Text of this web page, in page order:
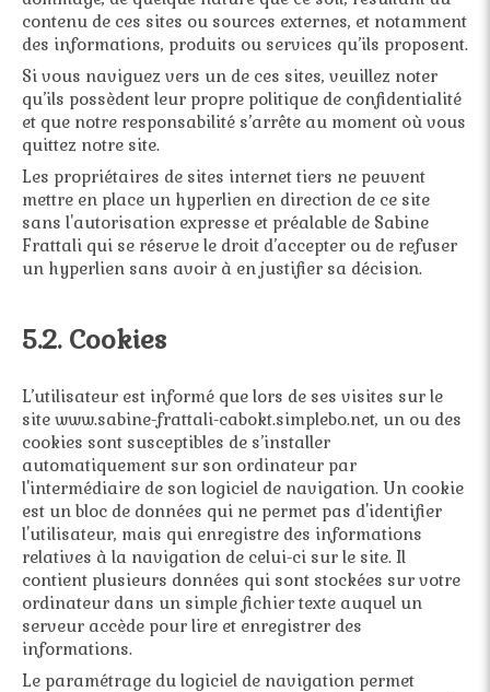
contenu de ces sites ou sources externes, et notamment
des informations, produits ou services qu’ils proposent.
Si vous naviguez vers un de ces sites, veuillez noter
qu’ils possèdent leur propre politique de confidentialité
et que notre responsabilité s’arrête au moment où vous
quittez notre site.
Les propriétaires de sites internet tiers ne peuvent
mettre en place un hyperlien en direction de ce site
sans l'autorisation expresse et préalable de Sabine
Frattali qui se réserve le droit d’accepter ou de refuser
un hyperlien sans avoir à en justifier sa décision.
5.2. Cookies
L’utilisateur est informé que lors de ses visites sur le
site www.sabine-frattali-cabokt.simplebo.net, un ou des
cookies sont susceptibles de s’installer
automatiquement sur son ordinateur par
l'intermédiaire de son logiciel de navigation. Un cookie
est un bloc de données qui ne permet pas d'identifier
l'utilisateur, mais qui enregistre des informations
relatives à la navigation de celui-ci sur le site. Il
contient plusieurs données qui sont stockées sur votre
ordinateur dans un simple fichier texte auquel un
serveur accède pour lire et enregistrer des
informations.
Le paramétrage du logiciel de navigation permet